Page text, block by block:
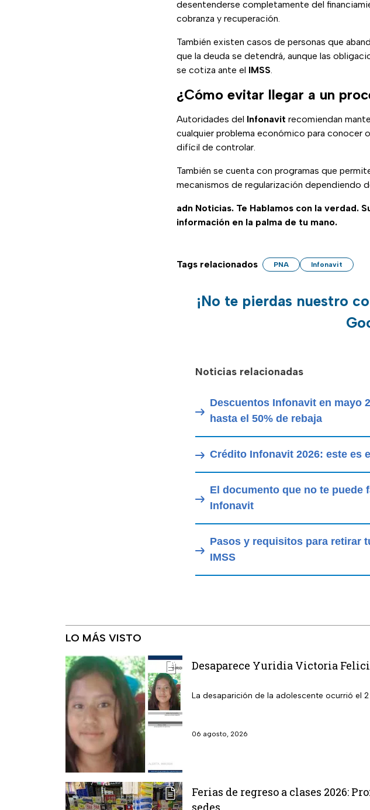
desentenderse completamente del
cobranza y recuperación.
También existen casos de personas que
que la deuda se detendrá, aunque las
se cotiza ante el IMSS.
¿Cómo evitar llegar a un
Autoridades del Infonavit recomiendan
cualquier problema económico para conocer
difícil de controlar.
También se cuenta con programas que
mecanismos de regularización dependiendo
adn Noticias. Te Hablamos con la verdad.
información en la palma de tu mano.
Tags relacionados PNA Infonavit
¡No te pierdas nuestro
Noticias relacionadas
Descuentos Infonavit en mayo
hasta el 50% de rebaja
Crédito Infonavit 2026: este es
El documento que no te puede
Infonavit
Pasos y requisitos para retirar
IMSS
LO MÁS VISTO
Desaparece Yuridia Victoria
La desaparición de la adolescente ocurrió el
06 agosto, 2026
Ferias de regreso a clases 2026:
sedes